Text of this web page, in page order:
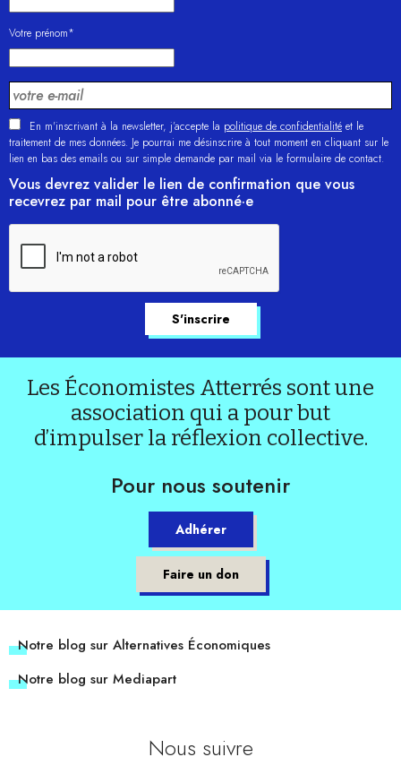
Votre prénom*
En m'inscrivant à la newsletter, j’accepte la politique de confidentialité et le
traitement de mes données. Je pourrai me désinscrire à tout moment en cliquant sur le
lien en bas des emails ou sur simple demande par mail via le formulaire de contact.
Vous devrez valider le lien de confirmation que vous
recevrez par mail pour être abonné·e
Les Économistes Atterrés sont une
association qui a pour but
d’impulser la réflexion collective.
Pour nous soutenir
Adhérer
Faire un don
Notre blog sur Alternatives Économiques
Notre blog sur Mediapart
Nous suivre